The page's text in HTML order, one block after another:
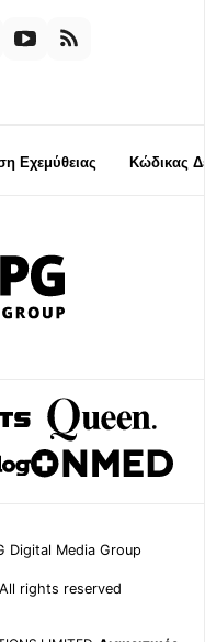
Εχεμύθειας Κώδικας
Digital Media Group
rights reserved